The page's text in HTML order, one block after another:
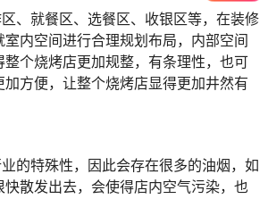
、就餐区、选餐区、收银区等，在装修
内空间进行合理规划布局，内部空间
整个烧烤店更加规整，有条理性，也可
加方便，让整个烧烤店显得更加井然有
的特殊性，因此会存在很多的油烟，如
快散发出去，会使得店内空气污染，也